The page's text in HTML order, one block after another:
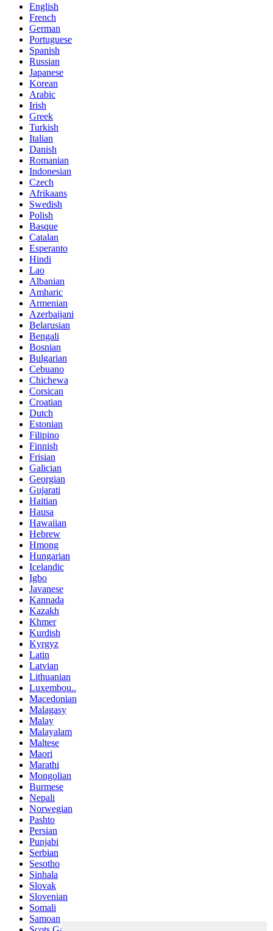
English
French
German
Portuguese
Spanish
Russian
Japanese
Korean
Arabic
Irish
Greek
Turkish
Italian
Danish
Romanian
Indonesian
Czech
Afrikaans
Swedish
Polish
Basque
Catalan
Esperanto
Hindi
Lao
Albanian
Amharic
Armenian
Azerbaijani
Belarusian
Bengali
Bosnian
Bulgarian
Cebuano
Chichewa
Corsican
Croatian
Dutch
Estonian
Filipino
Finnish
Frisian
Galician
Georgian
Gujarati
Haitian
Hausa
Hawaiian
Hebrew
Hmong
Hungarian
Icelandic
Igbo
Javanese
Kannada
Kazakh
Khmer
Kurdish
Kyrgyz
Latin
Latvian
Lithuanian
Luxembou..
Macedonian
Malagasy
Malay
Malayalam
Maltese
Maori
Marathi
Mongolian
Burmese
Nepali
Norwegian
Pashto
Persian
Punjabi
Serbian
Sesotho
Sinhala
Slovak
Slovenian
Somali
Samoan